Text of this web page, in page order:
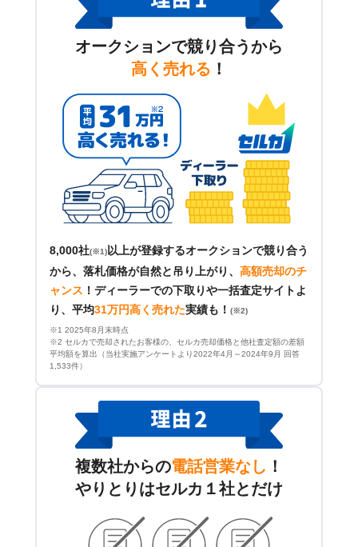
オークションで競り合うから
高く売れる ！
8,000社(※1) 以上が登録するオークションで競り合う
から、落札価格が自然と吊り上がり、 高額売却のチ
ャンス ！ ディーラーでの下取りや一括査定サイトよ
り、平均31万円高く売れた実績も！ (※2)
※1 2025年8月末時点
※2 セルカで売却されたお客様の、セルカ売却価格と他社査定額の差額
平均額を算出（当社実施アンケートより2022年4月～2024年9月 回答
1,533件）
複数社からの電話営業なし ！
やりとりはセルカ１社とだけ